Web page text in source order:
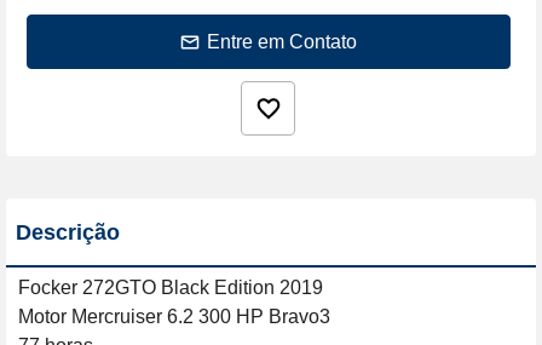
Entre em Contato
Descrição
Focker 272GTO Black Edition 2019
Motor Mercruiser 6.2 300 HP Bravo3